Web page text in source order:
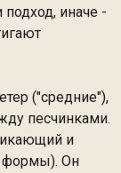
подход, иначе -
("средние"),
песчинками.
и
формы). Он